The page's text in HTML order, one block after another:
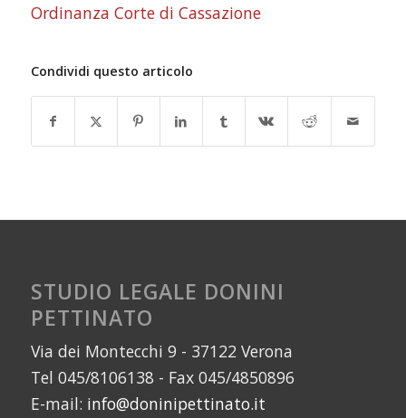
Ordinanza Corte di Cassazione
Condividi questo articolo
STUDIO LEGALE DONINI
PETTINATO
Via dei Montecchi 9 - 37122 Verona
Tel 045/8106138 - Fax 045/4850896
E-mail: info@doninipettinato.it